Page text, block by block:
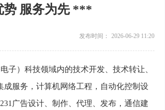
势 服务为先 ***
发布时间： 2026-06-29 11:20
子）科技领域内的技术开发、技术转让、
服务，计算机网络工程，自动化控制设
广告设计、制作、代理、发布，通信建